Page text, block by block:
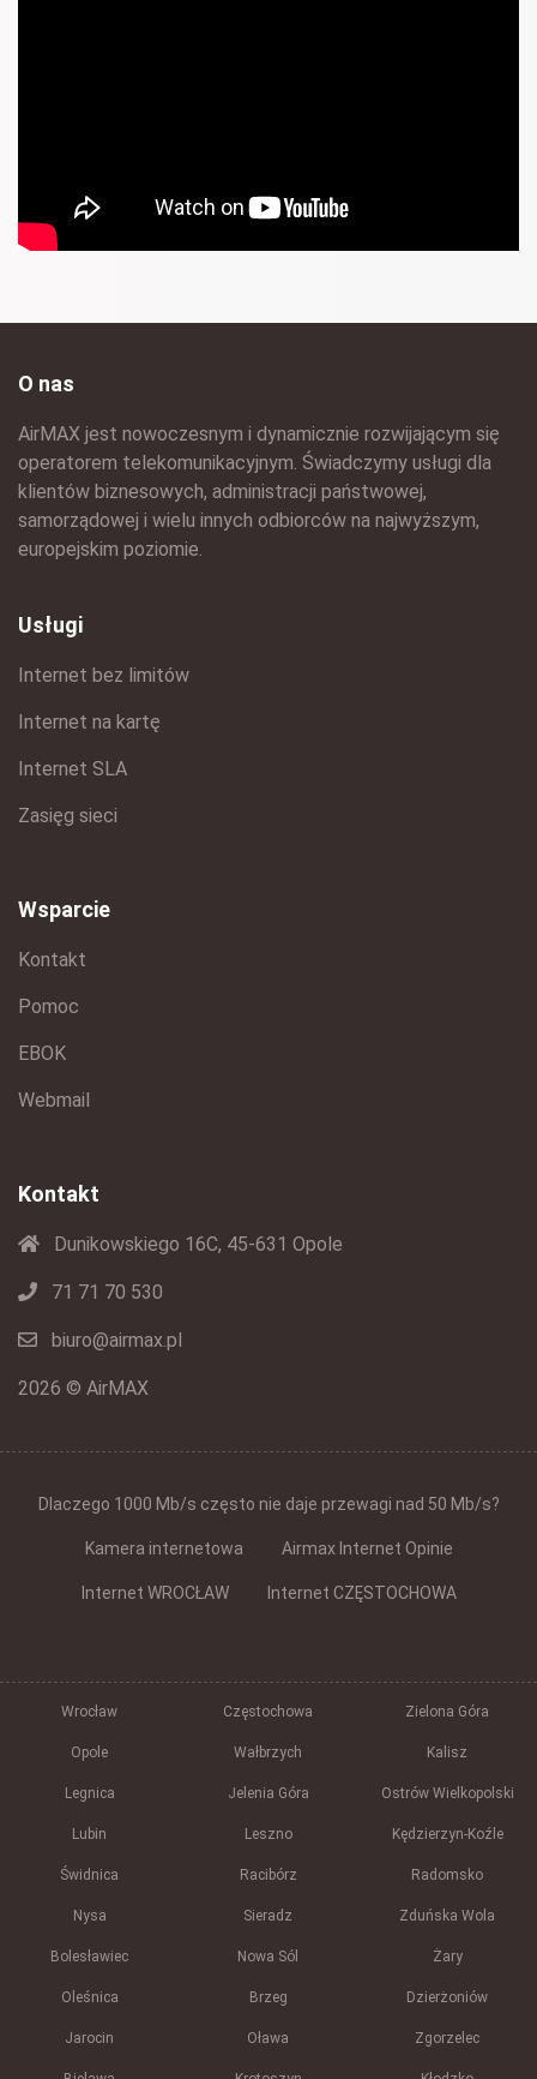
O nas
AirMAX jest nowoczesnym i dynamicznie rozwijającym się
operatorem telekomunikacyjnym. Świadczymy usługi dla
klientów biznesowych, administracji państwowej,
samorządowej i wielu innych odbiorców na najwyższym,
europejskim poziomie.
Usługi
Internet bez limitów
Internet na kartę
Internet SLA
Zasięg sieci
Wsparcie
Kontakt
Pomoc
EBOK
Webmail
Kontakt
Dunikowskiego 16C, 45-631 Opole
71 71 70 530
biuro@airmax.pl
2026 © AirMAX
Dlaczego 1000 Mb/s często nie daje przewagi nad 50 Mb/s?
Kamera internetowa Airmax Internet Opinie
Internet WROCŁAW Internet CZĘSTOCHOWA
Wrocław Częstochowa Zielona Góra
Opole Wałbrzych Kalisz
Legnica Jelenia Góra Ostrów Wielkopolski
Lubin Leszno Kędzierzyn-Koźle
Świdnica Racibórz Radomsko
Nysa Sieradz Zduńska Wola
Bolesławiec Nowa Sól Żary
Oleśnica Brzeg Dzierżoniów
Jarocin Oława Zgorzelec